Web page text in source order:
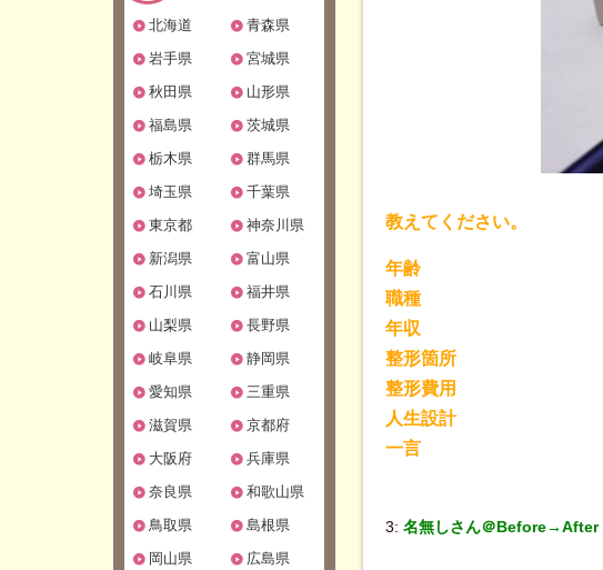
北海道
青森県
岩手県
宮城県
秋田県
山形県
福島県
茨城県
栃木県
群馬県
埼玉県
千葉県
東京都
神奈川県
新潟県
富山県
石川県
福井県
山梨県
長野県
岐阜県
静岡県
愛知県
三重県
滋賀県
京都府
大阪府
兵庫県
奈良県
和歌山県
鳥取県
島根県
岡山県
広島県
教えてください。
年齢
職種
年収
整形箇所
整形費用
人生設計
一言
3: 名無しさん＠Before→After